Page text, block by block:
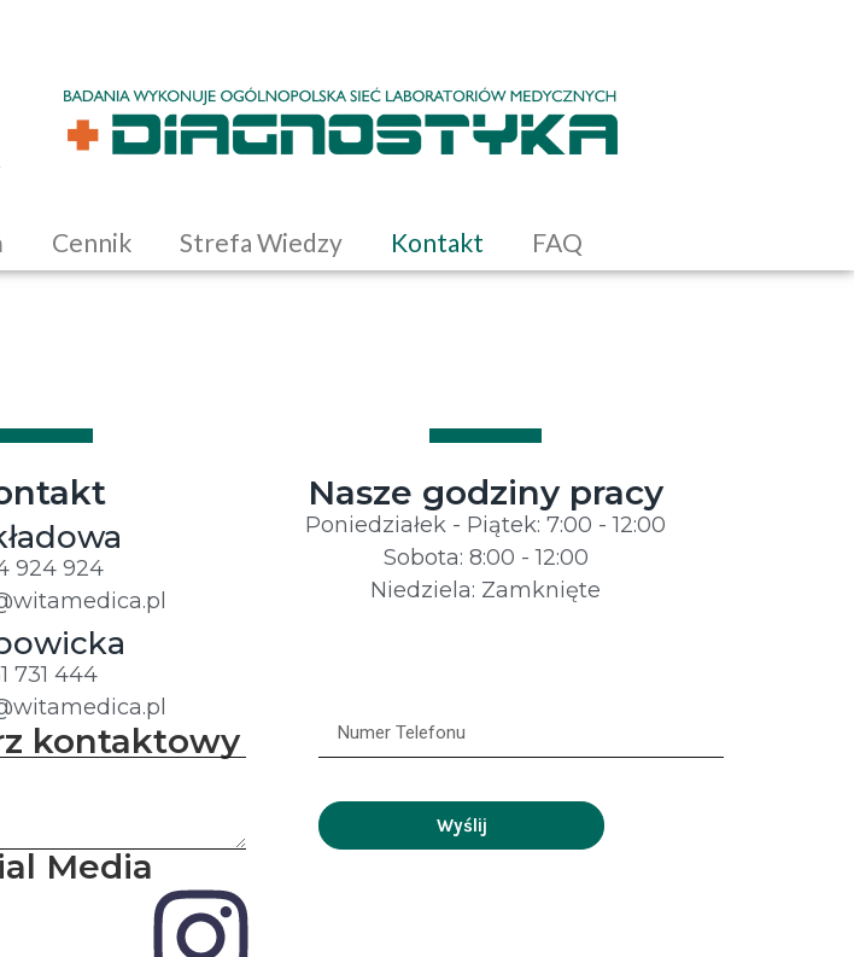
Cennik Strefa Wiedzy Kontakt FAQ
924 924
731 444
Nasze godziny pracy
Poniedziałek - Piątek: 7:00 - 12:00
Sobota: 8:00 - 12:00
Niedziela: Zamknięte
kontaktowy
Wyślij
Media